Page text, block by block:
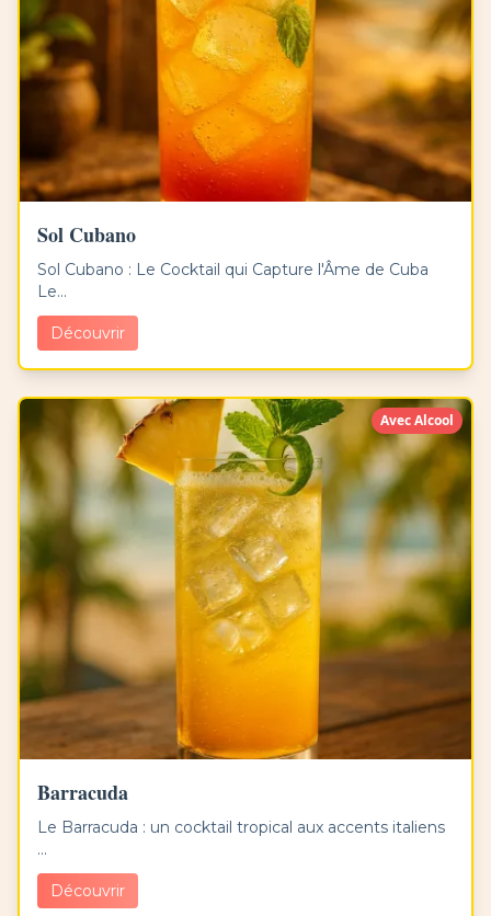
Sol Cubano
Sol Cubano : Le Cocktail qui Capture l'Âme de Cuba
Le...
Découvrir
Avec Alcool
Barracuda
Le Barracuda : un cocktail tropical aux accents italiens
...
Découvrir